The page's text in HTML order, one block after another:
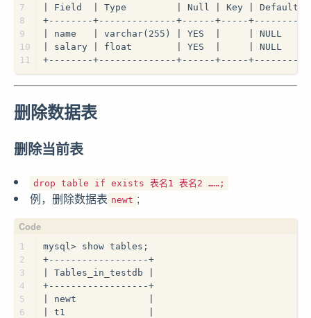
7
8
9
10
11
| Field  | Type         | Null | Key | Default |
+--------+--------------+------+-----+---------
| name   | varchar(255) | YES  |     | NULL
| salary | float        | YES  |     | NULL
+--------+--------------+------+-----+---------
删除数据表
删除当前表
drop table if exists 表名1 表名2 ……;
例，删除数据表 newt ;
1
2
3
4
5
6
mysql> show tables;
+------------------+
| Tables_in_testdb |
+------------------+
| newt             |
| t1               |